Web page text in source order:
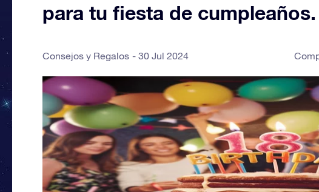
para tu fiesta de cumpleaños.
Consejos y Regalos 30 Jul 2024